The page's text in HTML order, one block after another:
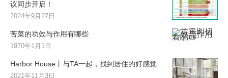
议同步开启！
2024年9月27日
苦菜的功效与作用有哪些
1970年1月1日
Harbor House丨与TA一起，找到居住的好感觉
2021年11月3日